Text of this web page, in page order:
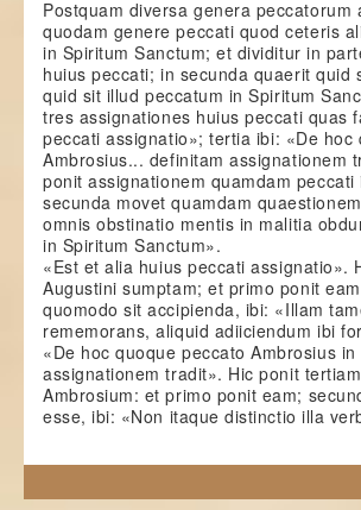
Postquam diversa genera
quodam genere peccati quod ceteris
in Spiritum Sanctum; et dividitur in
huius peccati; in secunda quaerit
quid sit illud peccatum in Spiritum
tres assignationes huius peccati quas
peccati assignatio»; tertia ibi: «De
Ambrosius... definitam assignationem
ponit assignationem quamdam
secunda movet quamdam
omnis obstinatio mentis in malitia
in Spiritum Sanctum».
«Est et alia huius peccati assignatio».
Augustini sumptam; et primo ponit
quomodo sit accipienda, ibi: «Illam
rememorans, aliquid adiiciendum ibi
«De hoc quoque peccato Ambrosius
assignationem tradit». Hic ponit
Ambrosium: et primo ponit eam;
esse, ibi: «Non itaque distinctio illa